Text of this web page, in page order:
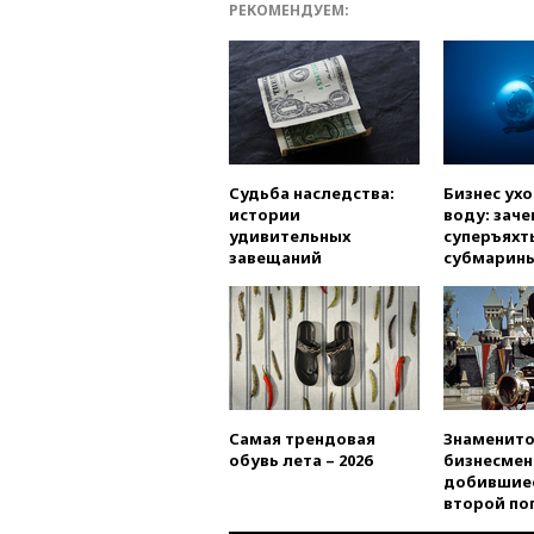
РЕКОМЕНДУЕМ:
Судьба наследства:
истории
удивительных
завещаний
Бизнес
воду:
Самая трендовая
обувь лета – 2026
второй